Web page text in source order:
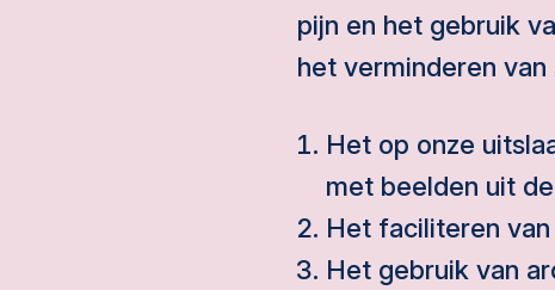
pijn en het gebruik
het verminderen
Het op onze
met beelden uit
Het faciliteren
Het gebruik van